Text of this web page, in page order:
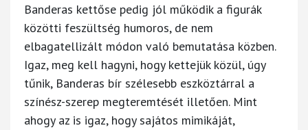
Banderas kettőse pedig jól működik a figurák
közötti feszültség humoros, de nem
elbagatellizált módon való bemutatása közben.
Igaz, meg kell hagyni, hogy kettejük közül, úgy
tűnik, Banderas bír szélesebb eszköztárral a
színész-szerep megteremtését illetően. Mint
ahogy az is igaz, hogy sajátos mimikáját,